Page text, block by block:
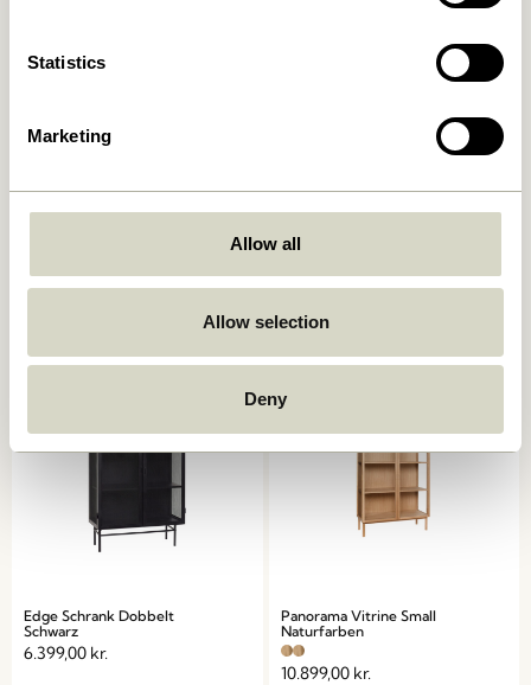
Statistics
Marketing
Allow all
Allow selection
Deny
3.849,00kr.
Naturfarben
7.249,00kr.
In den warenkorb
Edge Schrank Dobbelt
Schwarz
6.399,00 kr.
Panorama Vitrine Small
Naturfarben
10.899,00 kr.